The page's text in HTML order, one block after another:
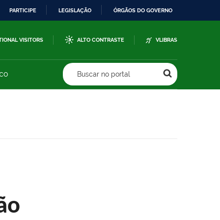
PARTICIPE LEGISLAÇÃO ÓRGÃOS DO GOVERNO
VISITORS ALTO CONTRASTE VLIBRAS
Buscar no portal